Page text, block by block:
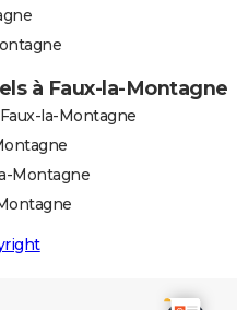
à Faux-la-Montagne
la-Montagne
Montagne